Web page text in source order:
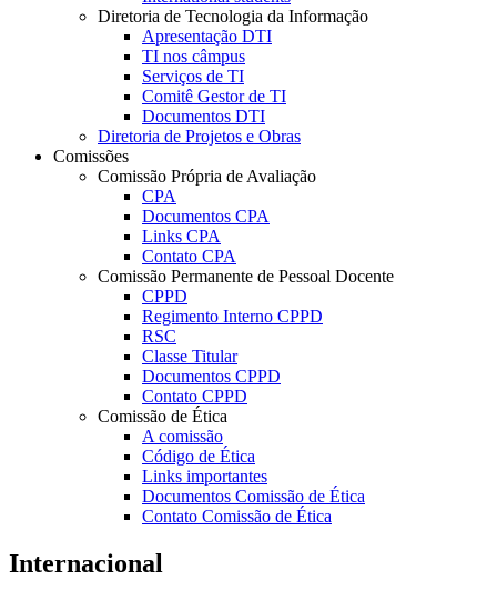
Diretoria de Tecnologia da Informação
Apresentação DTI
TI nos câmpus
Serviços de TI
Comitê Gestor de TI
Documentos DTI
Diretoria de Projetos e Obras
Comissões
Comissão Própria de Avaliação
CPA
Documentos CPA
Links CPA
Contato CPA
Comissão Permanente de Pessoal Docente
CPPD
Regimento Interno CPPD
RSC
Classe Titular
Documentos CPPD
Contato CPPD
Comissão de Ética
A comissão
Código de Ética
Links importantes
Documentos Comissão de Ética
Contato Comissão de Ética
Internacional